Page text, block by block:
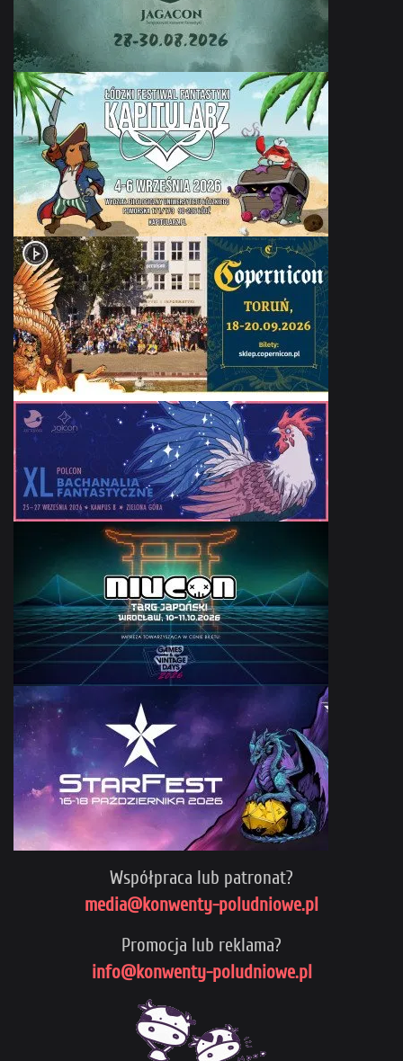
Współpraca lub patronat?
media@konwenty-poludniowe.pl
Promocja lub reklama?
info@konwenty-poludniowe.pl